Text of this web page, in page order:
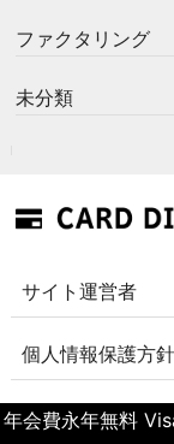
ファクタリング
未分類
サイト運営者
個人情報保護方針
年会費永年無料